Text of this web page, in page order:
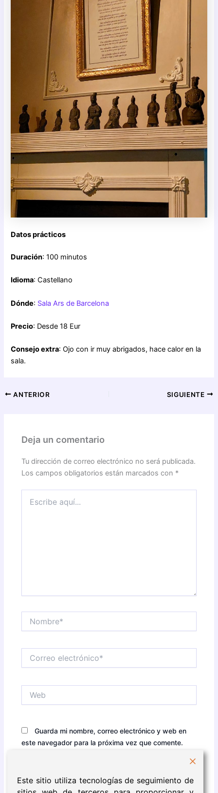
Datos prácticos
Duración: 100 minutos
Idioma: Castellano
Dónde: Sala Ars de Barcelona
Precio: Desde 18 Eur
Consejo extra: Ojo con ir muy abrigados, hace calor en la
sala.
ANTERIOR SIGUIENTE
Deja un comentario
Tu dirección de correo electrónico no será publicada.
Los campos obligatorios están marcados con *
aquí...
electrónico*
Guarda mi nombre, correo electrónico y web en
este navegador para la próxima vez que comente.
Este sitio utiliza tecnologías de seguimiento de